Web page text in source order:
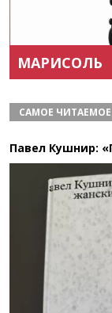
МАРИСОЛЬ
САМОЕ ЧИТАЕМОЕ
Павел Кушнир: